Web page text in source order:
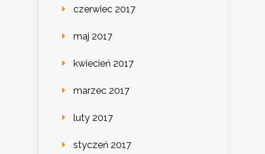
czerwiec 2017
maj 2017
kwiecień 2017
marzec 2017
luty 2017
styczeń 2017